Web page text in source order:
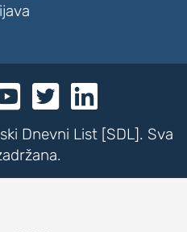
 
Dnevni List [SDL]. Sva